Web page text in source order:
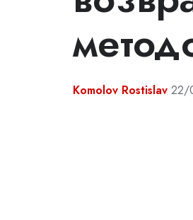
Komolov Rostislav 22/